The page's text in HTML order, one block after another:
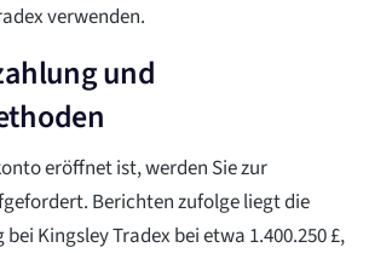
verwenden.
und
eröffnet ist, werden Sie zur
Berichten zufolge liegt die
Kingsley Tradex bei etwa 1.400.250 £,